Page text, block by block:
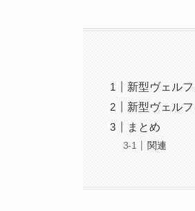
新型ヴェル
新型ヴェル
まとめ
関連